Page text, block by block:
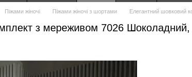
Піжами жіночі Піжами жіночі з шортами Елегантний шовковий
з мереживом 7026 Шоколадний,